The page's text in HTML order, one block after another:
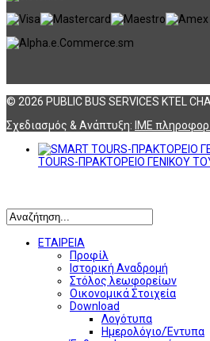
© 2026 PUBLIC BUS SERVICES KTEL
Σχεδιασμός & Ανάπτυξη: ΙΜΕ
TOURS-ΠΡΑΚΤΟΡΕΙΟ ΓΕΝΙΚΟΥ
ΕΤΑΙΡΕΙΑ
Προφίλ
Ιστορική Αναδρομή
Στόλος λεωφορείων
Οικονομικά Στοιχεία
Download
Λογότυπα
Ημερολόγιο/Έντυπα